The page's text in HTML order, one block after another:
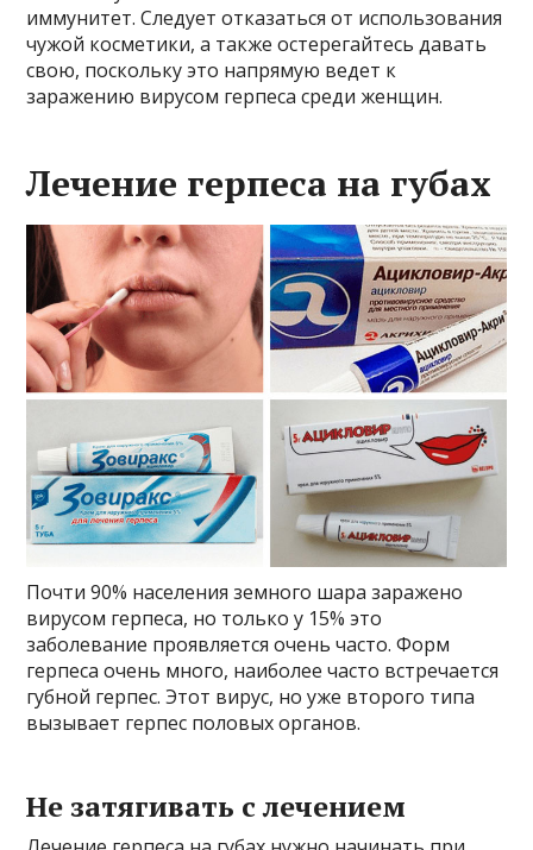
иммунитет. Следует отказаться от использования
чужой косметики, а также остерегайтесь давать
свою, поскольку это напрямую ведет к
заражению вирусом герпеса среди женщин.
Лечение герпеса на губах
Почти 90% населения земного шара заражено
вирусом герпеса, но только у 15% это
заболевание проявляется очень часто. Форм
герпеса очень много, наиболее часто встречается
губной герпес. Этот вирус, но уже второго типа
вызывает герпес половых органов.
Не затягивать с лечением